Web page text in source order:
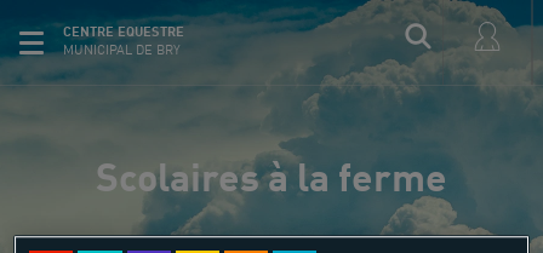
CENTRE EQUESTRE
MUNICIPAL DE BRY
Scolaires à la ferme